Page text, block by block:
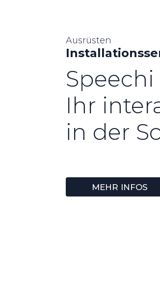
Ausrüsten
Ihr
in der
MEHR INFOS